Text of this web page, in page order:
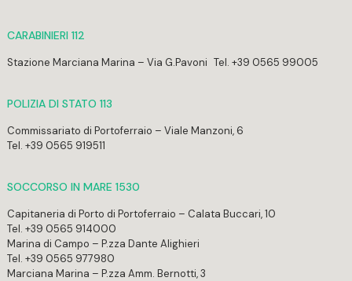
CARABINIERI 112
Stazione Marciana Marina – Via G.Pavoni Tel. +39 0565 99005
POLIZIA DI STATO 113
Commissariato di Portoferraio – Viale Manzoni, 6
Tel. +39 0565 919511
SOCCORSO IN MARE 1530
Capitaneria di Porto di Portoferraio – Calata Buccari, 10
Tel. +39 0565 914000
Marina di Campo – P.zza Dante Alighieri
Tel. +39 0565 977980
Marciana Marina – P.zza Amm. Bernotti, 3